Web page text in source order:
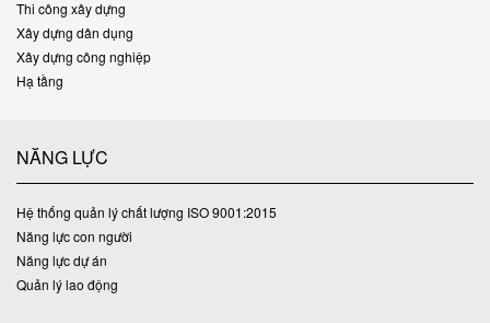
Thi công xây dựng
Xây dựng dân dụng
Xây dựng công nghiệp
Hạ tầng
NĂNG LỰC
Hệ thống quản lý chất lượng ISO 9001:2015
Năng lực con người
Năng lực dự án
Quản lý lao động